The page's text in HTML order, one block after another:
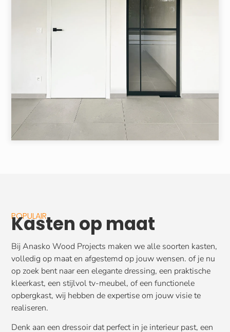
POPULAIR
Kasten op maat
Bij Anasko Wood Projects maken we alle soorten kasten,
volledig op maat en afgestemd op jouw wensen. of je nu
op zoek bent naar een elegante dressing, een praktische
kleerkast, een stijlvol tv-meubel, of een functionele
opbergkast, wij hebben de expertise om jouw visie te
realiseren.
Denk aan een dressoir dat perfect in je interieur past, een